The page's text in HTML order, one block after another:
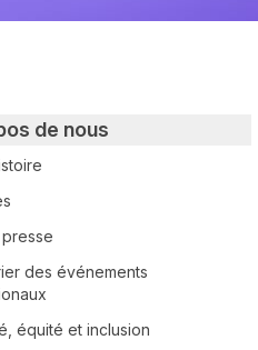
de nous
des événements
équité et inclusion